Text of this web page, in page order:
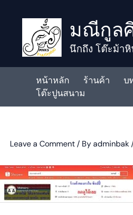
มณีกูล
นึกถึง โต๊ะม้า
หน้าหลัก ร้านค้า บ
โต๊ะปูนสนาม
Leave a Comment/ Byadminbak